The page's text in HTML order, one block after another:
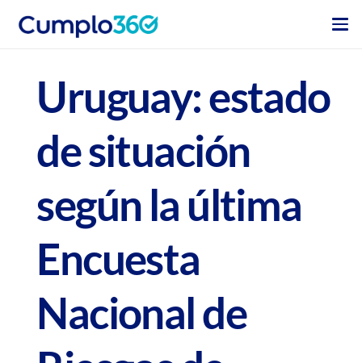
Uruguay: estado
de situación
según la última
Encuesta
Nacional de